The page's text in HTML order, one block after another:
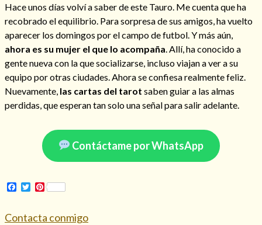
Consulta de tarot online
Hace unos días volví a saber de este Tauro. Me cuenta que ha
recobrado el equilibrio. Para sorpresa de sus amigos, ha vuelto
aparecer los domingos por el campo de futbol. Y más aún,
ahora es su mujer el que lo acompaña . Allí, ha conocido a
gente nueva con la que socializarse, incluso viajan a ver a su
equipo por otras ciudades. Ahora se confiesa realmente feliz.
Nuevamente, las cartas del tarot saben guiar a las almas
perdidas, que esperan tan solo una señal para salir adelante.
Contáctame por WhatsApp
Facebook
Twitter
Pinterest
Contacta conmigo